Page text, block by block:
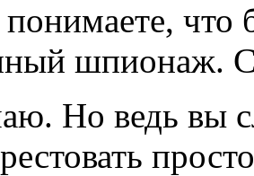
что
шпионаж.
Но ведь вы